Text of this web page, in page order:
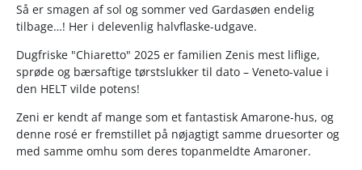
Så er smagen af sol og sommer ved Gardasøen endelig
tilbage…! Her i delevenlig halvflaske-udgave.
Dugfriske "Chiaretto" 2025 er familien Zenis mest liflige,
sprøde og bærsaftige tørstslukker til dato – Veneto-value i
den HELT vilde potens!
Zeni er kendt af mange som et fantastisk Amarone-hus, og
denne rosé er fremstillet på nøjagtigt samme druesorter og
med samme omhu som deres topanmeldte Amaroner.